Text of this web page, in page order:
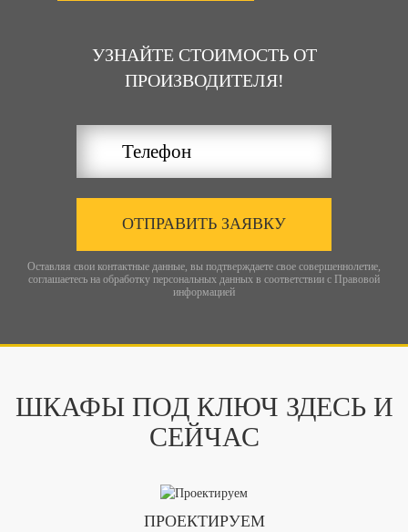
УЗНАЙТЕ СТОИМОСТЬ ОТ
ПРОИЗВОДИТЕЛЯ!
ОТПРАВИТЬ ЗАЯВКУ
Оставляя свои контактные данные, вы подтверждаете свое совершеннолетие,
соглашаетесь на обработку персональных данных в соответствии с Правовой
информацией
ШКАФЫ ПОД КЛЮЧ ЗДЕСЬ И
СЕЙЧАС
ПРОЕКТИРУЕМ